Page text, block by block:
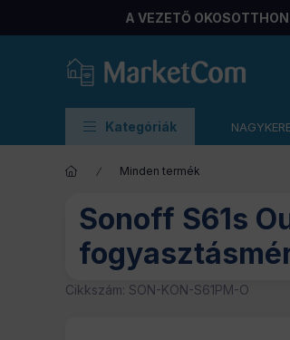
A VEZETŐ
Kategóriák
Minden termék
Sonoff S61s
Cikkszám: SON-KON-S61PM-O